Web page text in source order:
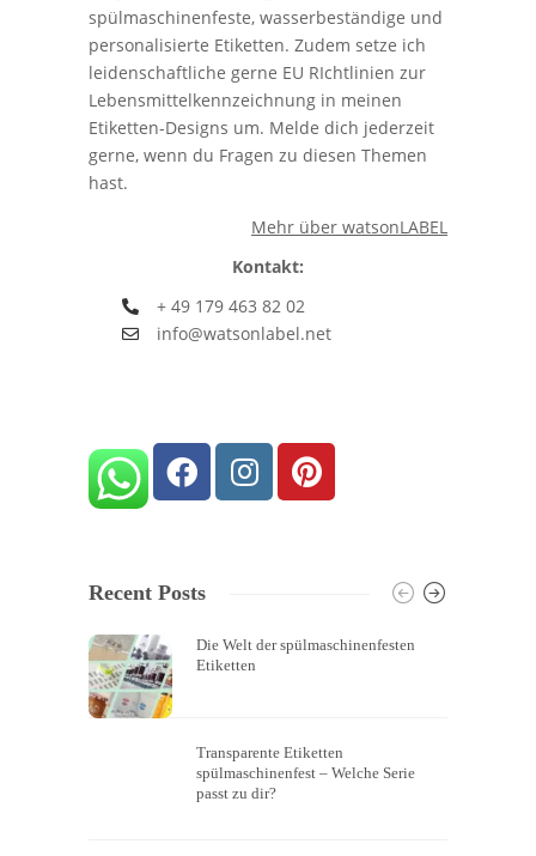
spülmaschinenfeste, wasserbeständige und
personalisierte Etiketten. Zudem setze ich
leidenschaftliche gerne EU RIchtlinien zur
Lebensmittelkennzeichnung in meinen
Etiketten-Designs um. Melde dich jederzeit
gerne, wenn du Fragen zu diesen Themen
hast.
Mehr über watsonLABEL
Kontakt:
+ 49 179 463 82 02
info@watsonlabel.net
Recent Posts
Die Welt der spülmaschinenfesten
Etiketten
Transparente Etiketten
spülmaschinenfest – Welche Serie
passt zu dir?